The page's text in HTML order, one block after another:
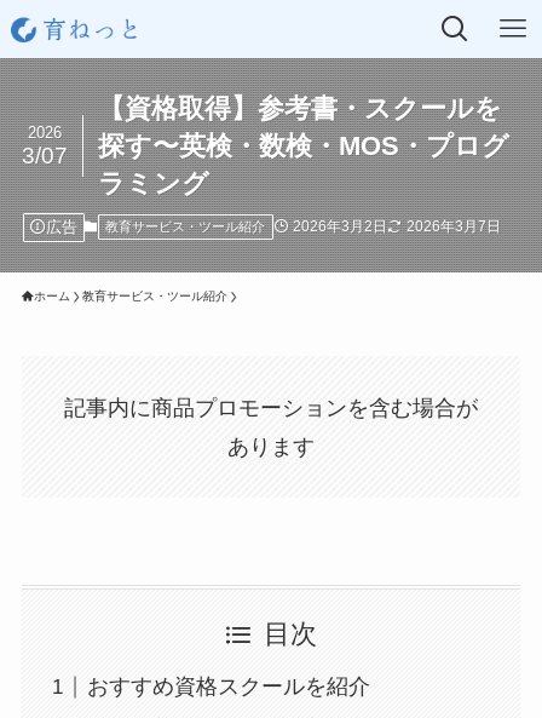
【資格取得】参考書・スクールを
探す〜英検・数検・MOS・プログ
ラミング
2026
3/07
広告 教育サービス・ツール紹介 2026年3月2日 2026年3月7日
ホーム 教育サービス・ツール紹介
記事内に商品プロモーションを含む場合が
あります
目次
おすすめ資格スクールを紹介